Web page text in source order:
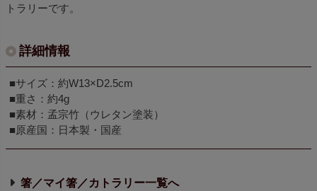
トラリーです。
詳細情報
■サイズ：約W13×D2.5cm
■重さ：約4g
■素材：孟宗竹（ウレタン塗装）
■原産国：日本製・国産
箸／マイ箸／カトラリー